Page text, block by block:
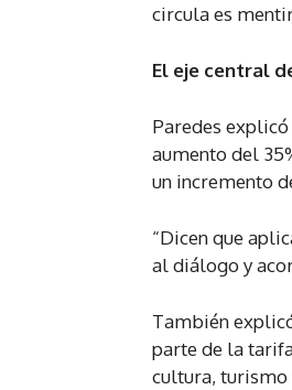
circula es
El eje central
Paredes
aumento del
un incremento
“Dicen que
al diálogo y
También
parte de la
cultura, turismo